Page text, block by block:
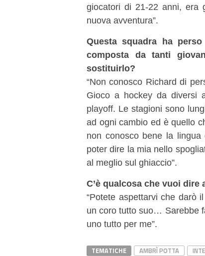
giocatori di 21-22 anni, era
nuova avventura”.
Questa squadra ha
composta da tanti
sostituirlo?
“Non conosco Richard di
Gioco a hockey da diversi
playoff. Le stagioni sono
ad ogni cambio ed è quello
non conosco bene la
poter dire la mia nello
al meglio sul ghiaccio”.
C’è qualcosa che vuoi
“Potete aspettarvi che darò
un coro tutto suo… Sarebbe
uno tutto per me”.
TEMATICHE AMBRÌ POTTA